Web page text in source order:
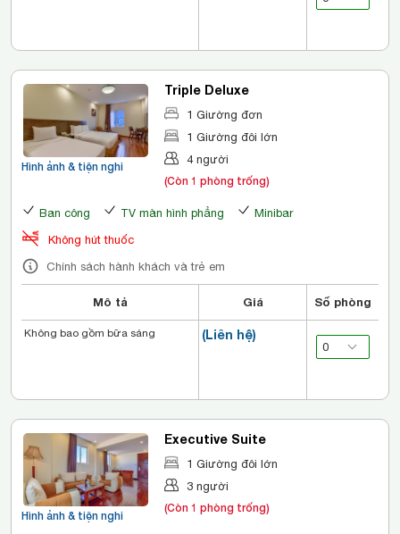
Hình ảnh & tiện nghi
Triple Deluxe
1 Giường đơn
1 Giường đôi lớn
4 người
(Còn 1 phòng trống)
Ban công TV màn hình phẳng
Minibar
Không hút thuốc
Chính sách hành khách và trẻ em
Mô tả Giá Số phòng
(Liên hệ)
Không bao gồm bữa sáng
Hình ảnh & tiện nghi
Executive Suite
1 Giường đôi lớn
3 người
(Còn 1 phòng trống)